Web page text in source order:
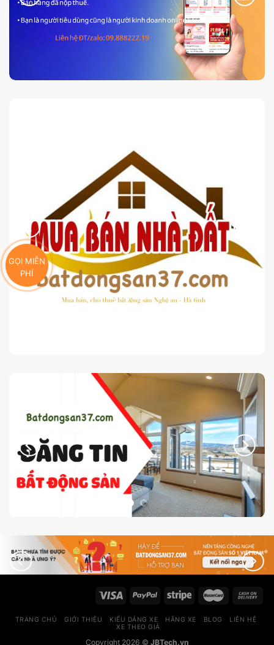
TRANG CHỦ GIỚI THIỆU KIỂU DÁNG XE HÃNG XE BLOG
LIÊN HỆ
XE THEO GIÁ
Copyright 2026 © JBTech.vn
GỌI MIỄN
PHÍ